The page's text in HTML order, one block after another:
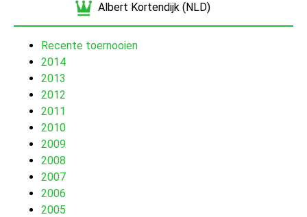
Albert Kortendijk (NLD)
Recente toernooien
2014
2013
2012
2011
2010
2009
2008
2007
2006
2005